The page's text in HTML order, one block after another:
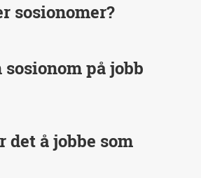
sosionomer?
på jobb
det å jobbe som